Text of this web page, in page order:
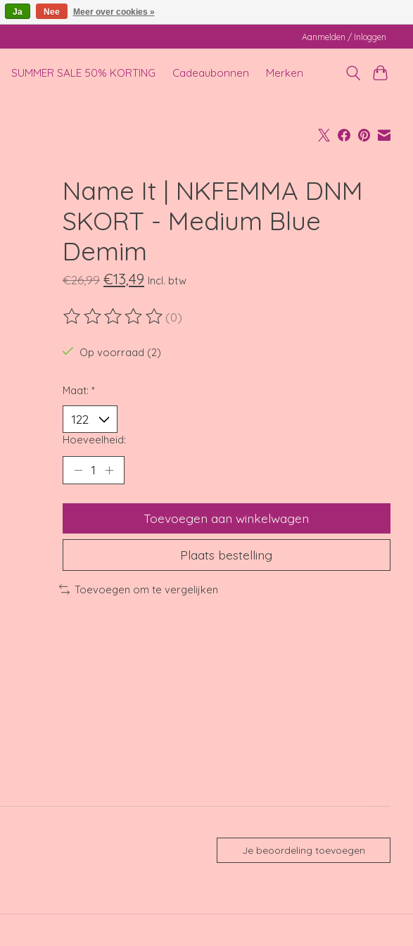
Aanmelden / Inloggen
SUMMER SALE 50% KORTING Cadeaubonnen Merken
Name It | NKFEMMA DNM
SKORT - Medium Blue
Demim
€26,99 €13,49 Incl. btw
De beoordeling van dit product is
(0)
Op voorraad (2)
Maat: *
Hoeveelheid:
Toevoegen aan winkelwagen
Plaats bestelling
Toevoegen om te vergelijken
Je beoordeling toevoegen
Ja Nee Meer over cookies »